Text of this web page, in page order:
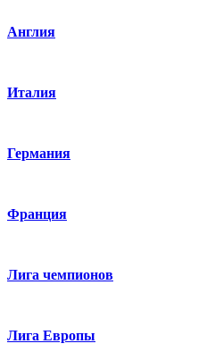
Англия
Италия
Германия
Франция
Лига чемпионов
Лига Европы